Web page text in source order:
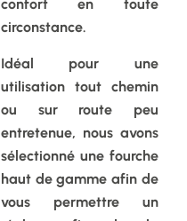
confort en toute
circonstance.
Idéal pour une
utilisation tout chemin
ou sur route peu
entretenue, nous avons
sélectionné une fourche
haut de gamme afin de
vous permettre un